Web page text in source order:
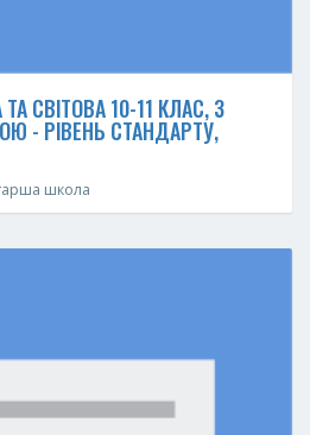
СВІТОВА 10-11 КЛАС, З
- РІВЕНЬ СТАНДАРТУ,
школа